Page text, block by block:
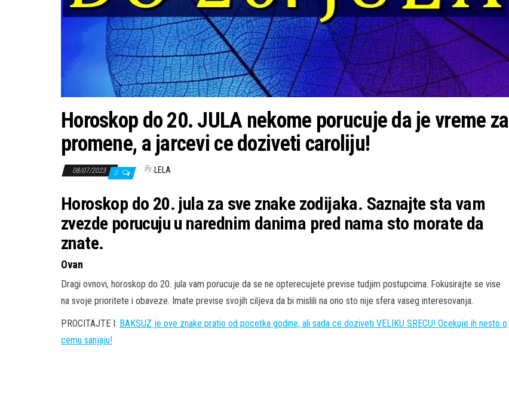
Horoskop do 20. JULA nekome porucuje da je vreme za
promene, a jarcevi ce doziveti caroliju!
08/07/2023 0 By LELA
Horoskop do 20. jula za sve znake zodijaka. Saznajte sta vam
zvezde porucuju u narednim danima pred nama sto morate da
znate.
Ovan
Dragi ovnovi, horoskop do 20. jula vam porucuje da se ne opterecujete previse tudjim postupcima. Fokusirajte se vise
na svoje prioritete i obaveze. Imate previse svojih ciljeva da bi mislili na ono sto nije sfera vaseg interesovanja.
PROCITAJTE I: BAKSUZ je ove znake pratio od pocetka godine, ali sada ce doziveti VELIKU SRECU! Ocekuje ih nesto o
cemu sanjaju!